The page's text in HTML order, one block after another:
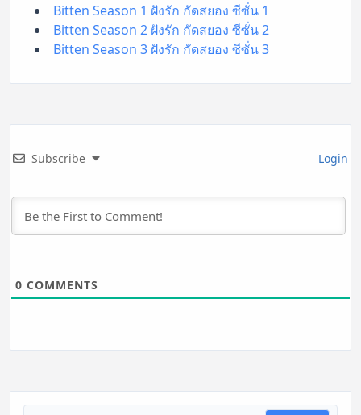
Bitten Season 1 ฝังรัก กัดสยอง ซีซั่น 1
Bitten Season 2 ฝังรัก กัดสยอง ซีซั่น 2
Bitten Season 3 ฝังรัก กัดสยอง ซีซั่น 3
Subscribe Login
0 COMMENTS
Search for: